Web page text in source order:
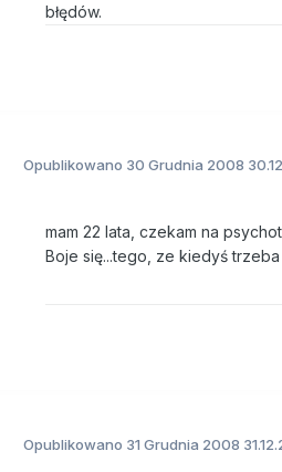
błędów.
Opublikowano 30 Grudnia 2008
mam 22 lata, czekam na
Boje się...tego, ze kiedyś
Opublikowano 31 Grudnia 2008